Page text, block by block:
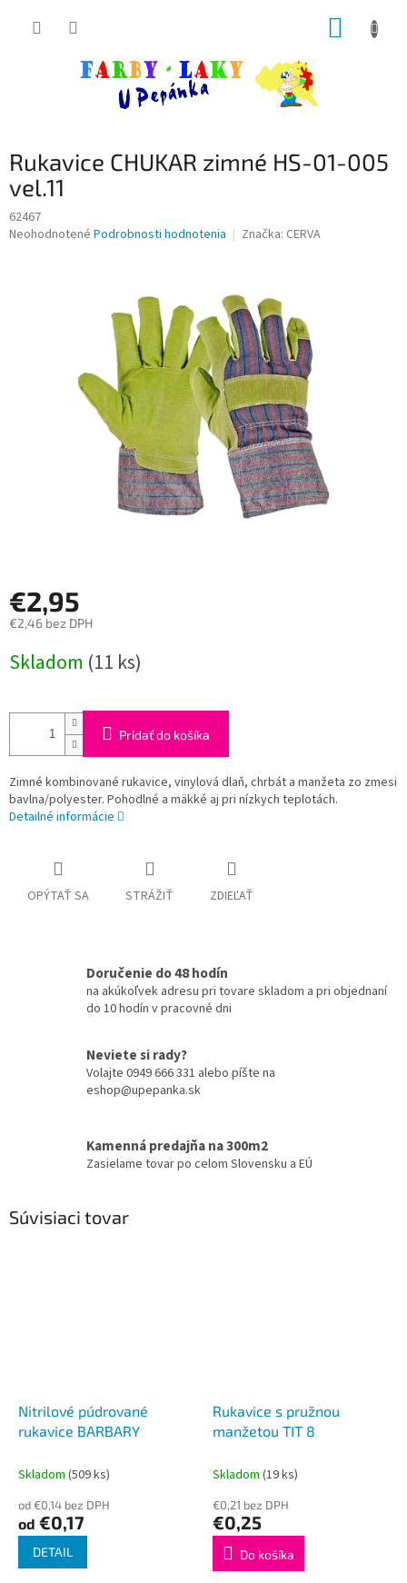
Rukavice CHUKAR zimné HS-01-005
vel.11
62467
Priemerné
Neohodnotené Podrobnosti hodnotenia Značka: CERVA
€2,95
€2,46 bez DPH
cena:
Skladom (11 ks)
Pridať do košíka
Zimné kombinované rukavice, vinylová dlaň, chrbát a manžeta zo zmesi
bavlna/polyester. Pohodlné a mäkké aj pri nízkych teplotách.
Detailné informácie
OPÝTAŤ SA STRÁŽIŤ ZDIEĽAŤ
Doručenie do 48 hodín
na akúkoľvek adresu pri tovare skladom a pri objednaní
do 10 hodín v pracovné dni
Neviete si rady?
Volajte 0949 666 331 alebo píšte na
eshop@upepanka.sk
Kamenná predajňa na 300m2
Zasielame tovar po celom Slovensku a EÚ
Súvisiaci tovar
Nitrilové púdrované
rukavice BARBARY
Skladom (509 ks)
od €0,14 bez DPH
od €0,17
DETAIL
Rukavice s pružnou
manžetou TIT 8
Skladom (19 ks)
€0,21 bez DPH
€0,25
Do košíka